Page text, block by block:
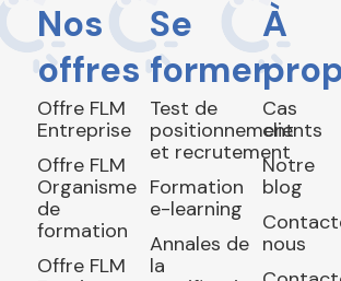
Nos
offres
Offre FLM
Entreprise
Offre FLM
Organisme
de
formation
Offre FLM
Se
former
Test de
positionnement
et recrutement
Formation
e-learning
Annales de
la
À
Cas
clients
Notre
blog
nous